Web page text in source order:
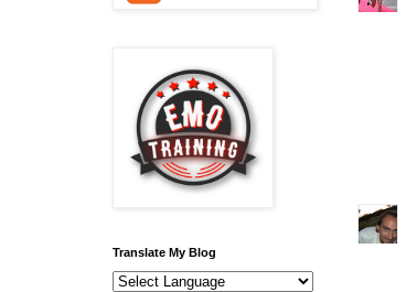
Translate My Blog